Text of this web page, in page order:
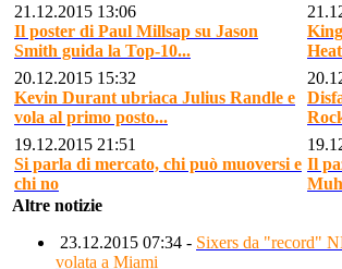
21.12.2015 13:06
Il poster di Paul Millsap su Jason
Smith guida la Top-10...
20.12.2015 15:32
Kevin Durant ubriaca Julius Randle e
vola al primo posto...
19.12.2015 21:51
Si parla di mercato, chi può muoversi e
chi no
Il
Altre notizie
23.12.2015 07:34 - Sixers da "record"
volata a Miami